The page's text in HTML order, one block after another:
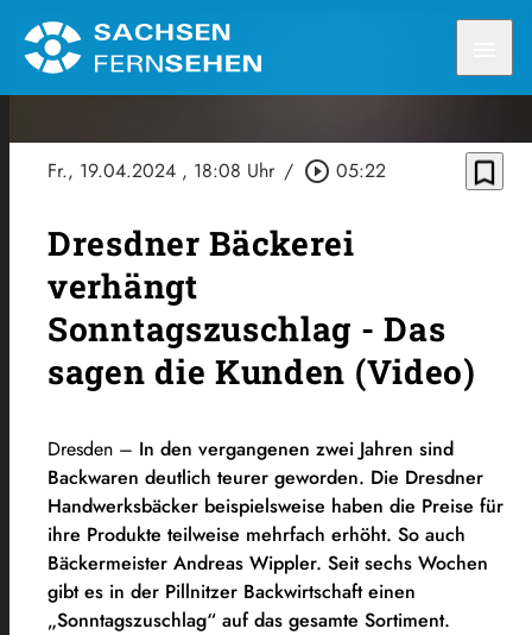
Fr., 19.04.2024 , 18:08 Uhr / play_circle_outline 05:22 bookmark_border
Dresdner Bäckerei
verhängt
Sonntagszuschlag - Das
sagen die Kunden (Video)
Dresden – In den vergangenen zwei Jahren sind
Backwaren deutlich teurer geworden. Die Dresdner
Handwerksbäcker beispielsweise haben die Preise für
ihre Produkte teilweise mehrfach erhöht. So auch
Bäckermeister Andreas Wippler. Seit sechs Wochen
gibt es in der Pillnitzer Backwirtschaft einen
„Sonntagszuschlag“ auf das gesamte Sortiment.